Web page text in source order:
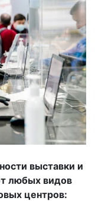
выставки и
любых видов
центров: